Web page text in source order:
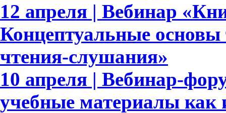
12 апреля | Вебинар
Концептуальные основы
чтения-слушания»
10 апреля | Вебинар-
учебные материалы как